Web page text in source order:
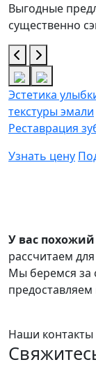
Выгодные
существенно
Эстетика
текстуры эмали
Реставрация
Узнать цену
У вас похожий
расcчитаем
Мы беремся за
предоставляем
Наши контакты